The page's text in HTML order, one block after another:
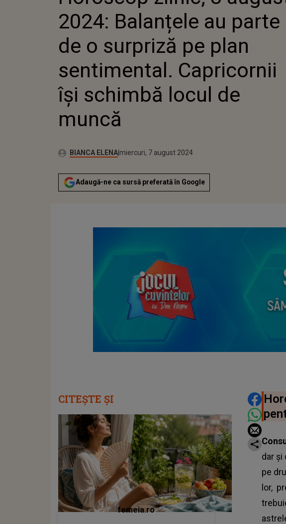
SENTIMENTAL.
ÎȘI SCHIMBĂ LOCUL DE
2024: Balanțele au parte
de o surpriză pe plan
sentimental. Capricornii
își schimbă locul de
muncă
Autor:BIANCA ELENAPublicat:
miercuri, 7 august 2024
Actualizat:
miercuri, 7 august 2024
Adaugă-ne ca sursă preferată în Google
dar
pe
lor,
CITEȘTE ȘI
femeia.ro